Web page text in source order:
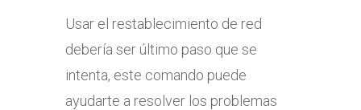
Usar el restablecimiento de red
debería ser último paso que se
intenta, este comando puede
ayudarte a resolver los problemas